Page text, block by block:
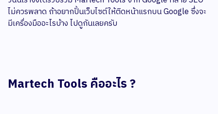
ไม่ควรพลาด ถ้าอยากปั้นเว็บไซต์ให้ติดหน้าแรกบน Google ซึ่งจะ
มีเครื่องมืออะไรบ้าง ไปดูกันเลยครับ
Martech Tools คืออะไร ?